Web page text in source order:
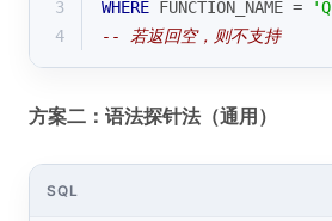
3
WHERE FUNCTION_NAME =
4
-- 若返回空，则不支持
方案二：语法探针法（通用）
SQL